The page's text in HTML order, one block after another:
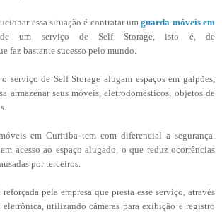
essa situação é contratar umguarda móveis em
um serviço de Self Storage, isto é, de
faz bastante sucesso pelo mundo.
serviço de Self Storage alugam espaços em galpões,
armazenar seus móveis, eletrodomésticos, objetos de
em Curitiba tem com diferencial a segurança.
acesso ao espaço alugado, o que reduz ocorrências
por terceiros.
pela empresa que presta esse serviço, através
utilizando câmeras para exibição e registro